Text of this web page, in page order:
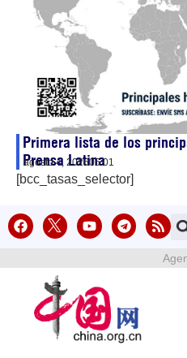
Primera lista de los
Prensa Latina
agosto 4, 202605:01
[bcc_tasas_selector]